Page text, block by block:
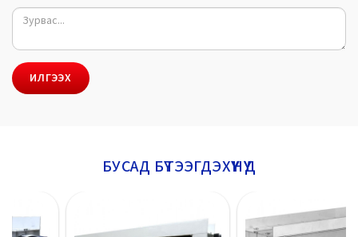
ИЛГЭЭХ
БУСАД БҮТЭЭГДЭХҮҮНҮҮД